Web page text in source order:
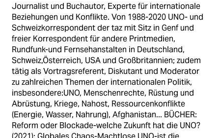
Journalist und Buchautor, Experte für internationale
Beziehungen und Konflikte. Von 1988-2020 UNO- und
Schweizkorrespondent der taz mit Sitz in Genf und
freier Korrespondent für andere Printmedien,
Rundfunk-und Fernsehanstalten in Deutschland,
Schweiz,Österreich, USA und Großbritannien; zudem
tätig als Vortragsreferent, Diskutant und Moderator
zu zahlreichen Themen der internationalen Politik,
insbesondere:UNO, Menschenrechte, Rüstung und
Abrüstung, Kriege, Nahost, Ressourcenkonflikte
(Energie, Wasser, Nahrung), Afghanistan... BÜCHER:
Reform oder Blockade-welche Zukunft hat die UNO?